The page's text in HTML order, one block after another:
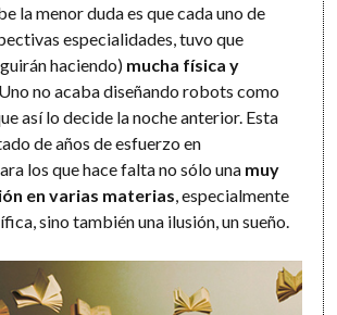
la menor duda es que cada uno de
especialidades, tuvo que
haciendo) mucha física y
. Uno no acaba diseñando robots como
así lo decide la noche anterior. Esta
de años de esfuerzo en
los que hace falta no sólo una muy
en varias materias , especialmente
sino también una ilusión, un sueño.